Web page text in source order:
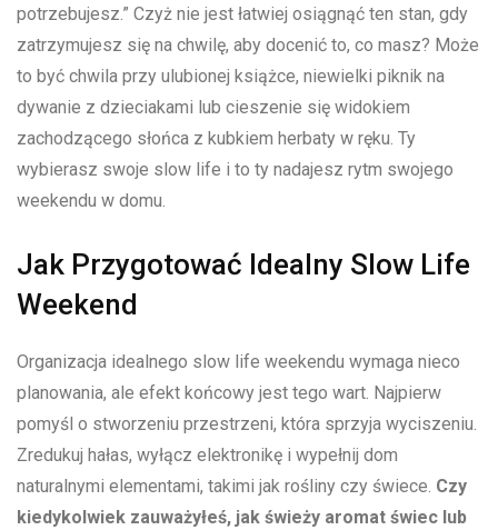
potrzebujesz.” Czyż nie jest łatwiej osiągnąć ten stan, gdy
zatrzymujesz się na chwilę, aby docenić to, co masz? Może
to być chwila przy ulubionej książce, niewielki piknik na
dywanie‍ z dzieciakami lub cieszenie ⁤się widokiem
zachodzącego słońca z kubkiem⁣ herbaty w ręku. Ty
wybierasz swoje slow life⁢ i to⁣ ty nadajesz rytm ​swojego
weekendu w domu.
Jak Przygotować Idealny Slow Life
Weekend
Organizacja idealnego slow life weekendu wymaga nieco
planowania, ale efekt końcowy jest tego wart. Najpierw
pomyśl‌ o stworzeniu przestrzeni, która sprzyja wyciszeniu.
Zredukuj hałas, ‌wyłącz elektronikę i wypełnij dom
naturalnymi⁣ elementami, takimi jak rośliny czy świece. Czy
kiedykolwiek zauważyłeś, ⁤jak⁤ świeży aromat świec lub ​